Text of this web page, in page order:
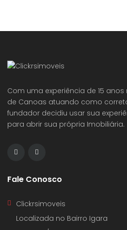
Com uma experiência de 15
de Canoas atuando como
fundador decidiu usar sua
para abrir sua própria Imobiliária.
Fale Conosco
Clickrsimoveis
Localizada no Bairro Igara